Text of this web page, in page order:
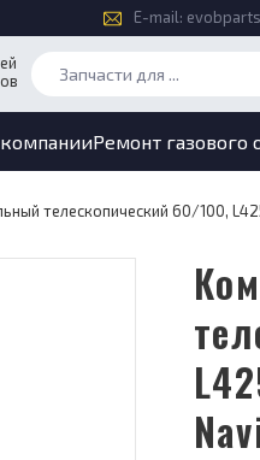
E-mail:
Ремонт газового
телескопический 60/100,
Комплект коаксиальный